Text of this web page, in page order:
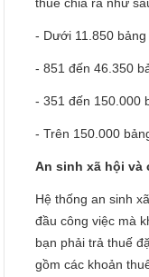
- Dưới 11.850 bảng
- 851 đến 46.350
- 351 đến 150.000
- Trên 150.000
An sinh xã hội
Hệ thống an sinh
đầu công việc mà
bạn phải trả thuế
gồm các khoản